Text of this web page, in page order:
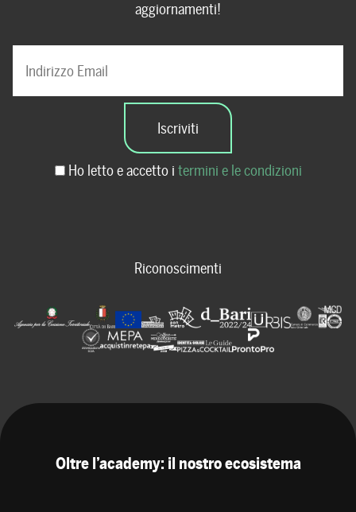
aggiornamenti!
Ho letto e accetto i termini e le condizioni
Riconoscimenti
Oltre l’academy: il nostro ecosistema